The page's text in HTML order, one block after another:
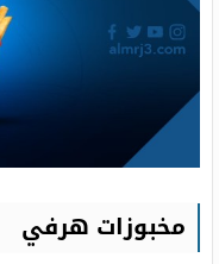
مخبوزات هرفي